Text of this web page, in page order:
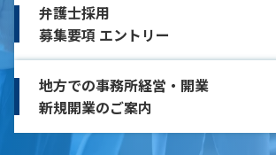
弁護士採用
募集要項 エントリー
地方での事務所経営・開業
新規開業のご案内